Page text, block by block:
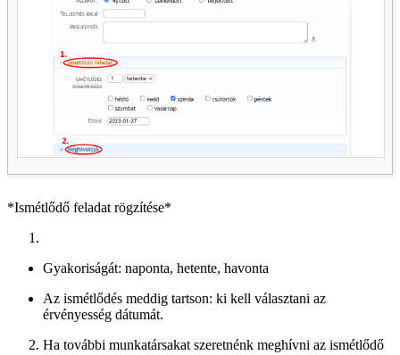
*Ismétlődő feladat rögzítése*
Gyakoriságát: naponta, hetente, havonta
Az ismétlődés meddig tartson: ki kell választani az
érvényesség dátumát.
Ha további munkatársakat szeretnénk meghívni az ismétlődő